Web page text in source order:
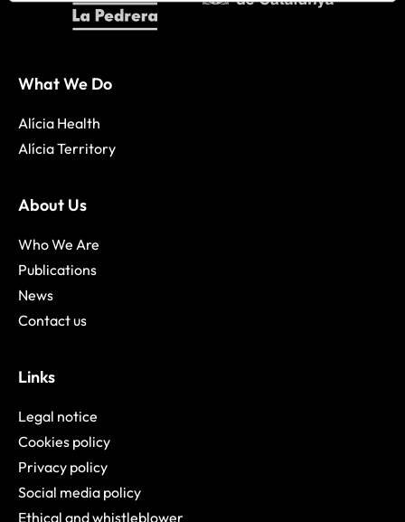
What We Do
Alícia Health
Alícia Territory
About Us
Who We Are
Publications
News
Contact us
Links
Legal notice
Cookies policy
Privacy policy
Social media policy
Ethical and whistleblower